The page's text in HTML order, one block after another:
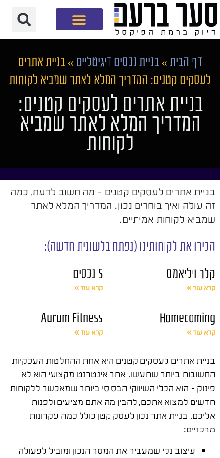
דף הבית »בניית נכסים דיגיטליים »בניית אתרים
לעסקים קטנים: המדריך המלא לאתר שמביא לקוחות
בניית אתרים לעסקים קטנים:
המדריך המלא לאתר שמביא
לקוחות
בניית אתרים לעסקים קטנים - מה חשוב לדעת, כמה
זה עולה ואיך בוחרים נכון. המדריך המלא לאתר
שמביא לקוחות אמיתיים.
הכירו את לקוחותינו (נפתח בלשונית חדשה):
קלר ויליאמס
קרא עוד »
S נכסים
קרא עוד »
Homecoming
קרא עוד »
Aurum Fitness
קרא עוד »
בניית אתרים לעסקים קטנים היא אחת ההחלטות העסקיות
החשובות ביותר שתעשו. אתר אינטרנט מקצועי הוא לא
פינוק – הוא הכלי השיווקי הבסיסי ביותר שמאפשר ללקוחות
חדשים למצוא אתכם, להבין מה אתם מציעים ולפנות
אליכם. בניית אתר נכון לעסק קטן כולל כמה עקרונות
מרכזיים:
עיצוב נקי שמעביר את המסר הנכון ומוביל לפעולה